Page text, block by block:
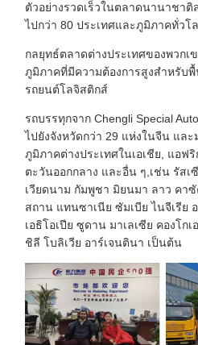
ตัวอย่างรวดเร็วในตลาดนานาชาติ
ไปกว่า 80 ประเทศและภูมิภาคทั่วโล
กลยุทธ์ตลาดต่างประเทศของพวกเ
ภูมิภาคที่มีความต้องการสูงสําหรับ
รถยนต์โลจิสติกส์
รถบรรทุกจาก Chengli Special
ไปยังจังหวัดกว่า 29 แห่งในจีน และ
ภูมิภาคต่างประเทศในเอเชีย, แอฟริ
ตะวันออกกลาง และอื่น ๆ,เช่น รัสเ
เวียดนาม กัมพูชา มิยนมา ลาว คา
สถาน แทนซาเนีย ซัมเบีย ไนจีเรีย
เอธิโอเปีย ซูดาน มาเลเซีย คองโ
ชิลี โบลิเวีย อาร์เจนตินา เป็นต้น